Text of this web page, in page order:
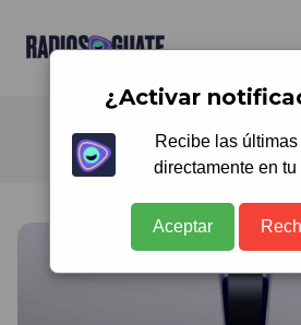
Radios Guate
¿Activar
Recibe las
directamente en
Aceptar